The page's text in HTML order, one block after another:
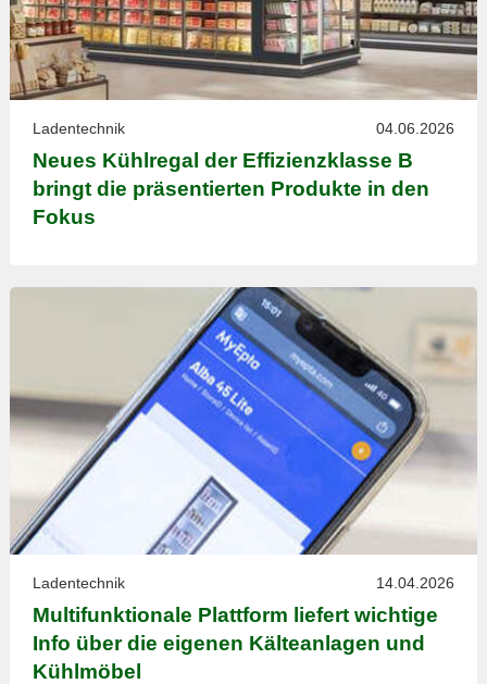
Ladentechnik 04.06.2026
Neues Kühlregal der Effizienzklasse B
bringt die präsentierten Produkte in den
Fokus
Ladentechnik 14.04.2026
Multifunktionale Plattform liefert wichtige
Info über die eigenen Kälteanlagen und
Kühlmöbel